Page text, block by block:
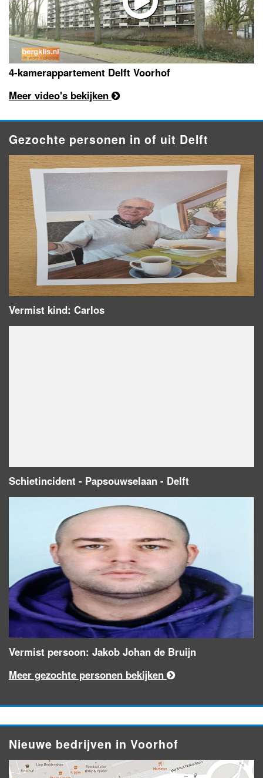
4-kamerappartement Delft Voorhof
Meer video's bekijken
Gezochte personen in of uit Delft
Vermist kind: Carlos
Schietincident - Papsouwselaan - Delft
Vermist persoon: Jakob Johan de Bruijn
Meer gezochte personen bekijken
Nieuwe bedrijven in Voorhof